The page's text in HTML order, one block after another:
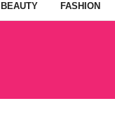
BEAUTY FASHION